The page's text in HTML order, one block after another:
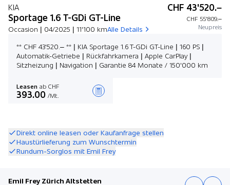
KIA
Sportage 1.6 T-GDi GT-Line
Occasion | 04/2025 | 11'100 kmAlle Details
CHF 43'520.–
CHF 55'809.–
Neupreis
** CHF 43'520.– ** | KIA Sportage 1.6 T-GDi GT-Line | 160 PS |
Automatik-Getriebe | Rückfahrkamera | Apple CarPlay |
Sitzheizung | Navigation | Garantie 84 Monate / 150'000 km
Leasen ab CHF
393.00 /Mt.
Direkt online leasen oder Kaufanfrage stellen
Haustürlieferung zum Wunschtermin
Rundum-Sorglos mit Emil Frey
Emil Frey Zürich Altstetten